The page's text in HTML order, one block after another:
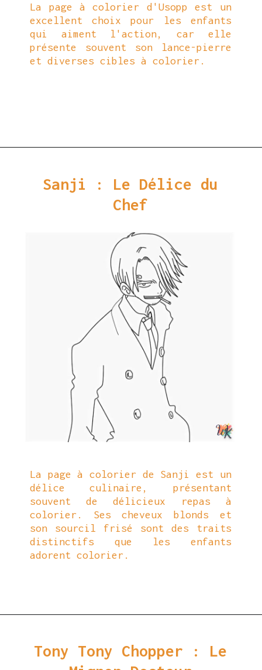
La page à colorier d'Usopp est un
excellent choix pour les enfants
qui aiment l'action, car elle
présente souvent son lance-pierre
et diverses cibles à colorier.
Sanji : Le Délice du
Chef
La page à colorier de Sanji est un
délice culinaire, présentant
souvent de délicieux repas à
colorier. Ses cheveux blonds et
son sourcil frisé sont des traits
distinctifs que les enfants
adorent colorier.
Tony Tony Chopper : Le